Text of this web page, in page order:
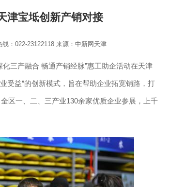
津宝坻创新产销对接
线：022-23122118来源：中新网天津
三产融合 畅通产销经脉”惠工助企活动在天津
受益”的创新模式，旨在帮助企业拓宽销路，打
区一、二、三产业130余家优质企业参展，上千